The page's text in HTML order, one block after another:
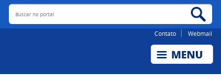
Buscar no portal
Contato Webmail